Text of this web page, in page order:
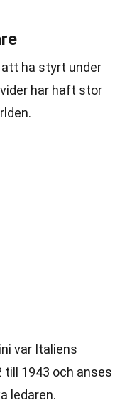
att ha styrt under
har haft stor
var Italiens
1943 och anses
ledaren.